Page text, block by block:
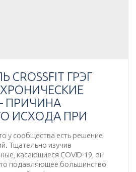
ГРЭГ
ПРИЧИНА
ИСХОДА ПРИ
у сообщества есть решение
Тщательно изучив
касающиеся COVID-19, он
подавляющее большинство